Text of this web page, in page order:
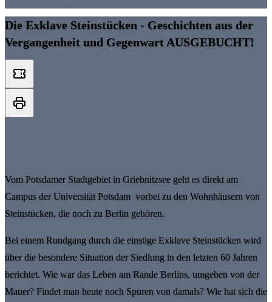
Die Exklave Steinstücken - Geschichten aus der
Vergangenheit und Gegenwart AUSGEBUCHT!
Vom Potsdamer Stadtgebiet in Griebnitzsee geht es direkt am
Campus der Universität Potsdam vorbei zu den Wohnhäusern von
Steinstücken, die noch zu Berlin gehören.
Bei einem Rundgang durch die einstige Exklave Steinstücken wird
über die besondere Situation der Siedlung in den letzten 60 Jahren
berichtet. Wie war das Leben am Rande Berlins, umgeben von der
Mauer? Findet man heute noch Spuren von damals? Wie hat sich die